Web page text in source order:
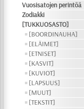
Vuosisatojen perintöä
Zodiakki
[TUKKUOSASTO]
[BOORDINAUHA]
[ELÄIMET]
[ETNISET]
[KASVIT]
[KUVIOT]
[LAPSUUS]
[MUUT]
[TEKSTIT]